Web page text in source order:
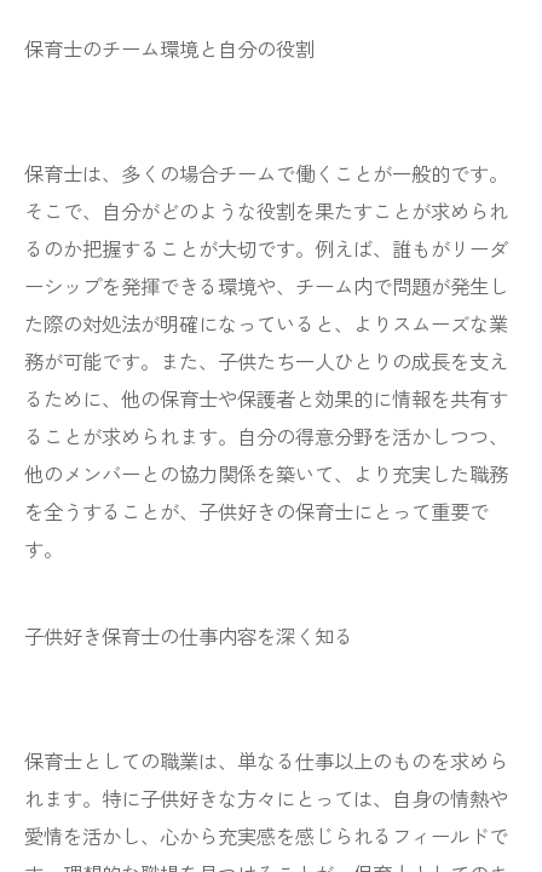
保育士のチーム環境と自分の役割
保育士は、多くの場合チームで働くことが一般的です。
そこで、自分がどのような役割を果たすことが求められ
るのか把握することが大切です。例えば、誰もがリーダ
ーシップを発揮できる環境や、チーム内で問題が発生し
た際の対処法が明確になっていると、よりスムーズな業
務が可能です。また、子供たち一人ひとりの成長を支え
るために、他の保育士や保護者と効果的に情報を共有す
ることが求められます。自分の得意分野を活かしつつ、
他のメンバーとの協力関係を築いて、より充実した職務
を全うすることが、子供好きの保育士にとって重要で
す。
子供好き保育士の仕事内容を深く知る
保育士としての職業は、単なる仕事以上のものを求めら
れます。特に子供好きな方々にとっては、自身の情熱や
愛情を活かし、心から充実感を感じられるフィールドで